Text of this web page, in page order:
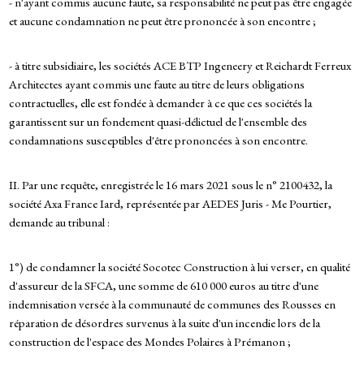
et aucune condamnation ne peut être prononcée à son encontre ;
- à titre subsidiaire, les sociétés ACE BTP Ingeneery et Reichardt Ferreux
Architectes ayant commis une faute au titre de leurs obligations
contractuelles, elle est fondée à demander à ce que ces sociétés la
garantissent sur un fondement quasi-délictuel de l'ensemble des
condamnations susceptibles d'être prononcées à son encontre.
II. Par une requête, enregistrée le 16 mars 2021 sous le n° 2100432, la
société Axa France Iard, représentée par AEDES Juris - Me Pourtier,
demande au tribunal :
1°) de condamner la société Socotec Construction à lui verser, en qualité
d'assureur de la SFCA, une somme de 610 000 euros au titre d'une
indemnisation versée à la communauté de communes des Rousses en
réparation de désordres survenus à la suite d'un incendie lors de la
construction de l'espace des Mondes Polaires à Prémanon ;